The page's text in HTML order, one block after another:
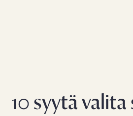
10 syytä